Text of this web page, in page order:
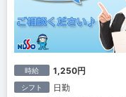
時給 1,250円
シフト 日勤